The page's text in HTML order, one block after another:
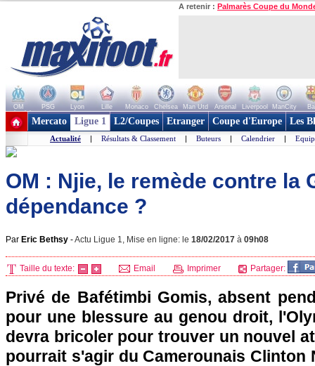
A retenir : Palmarès Coupe du
OM PSG Lyon Lille Monaco Chelsea Man Utd Arsenal Liverpool ManCity
+ de clubs
Mercato Ligue 1 L2/Coupes Etranger Coupe d'Europe Les
Actualité | Résultats & Classement | Buteurs | Calendrier |
OM : Njie, le remède contre la
dépendance ?
Par Eric Bethsy -Actu Ligue 1, Mise en ligne: le 18/02/2017 à 09h08
Taille du texte: Email Imprimer Partager:
Privé de Bafétimbi Gomis, absent
pour une blessure au genou droit,
devra bricoler pour trouver un nouvel
pourrait s'agir du Camerounais Clinton